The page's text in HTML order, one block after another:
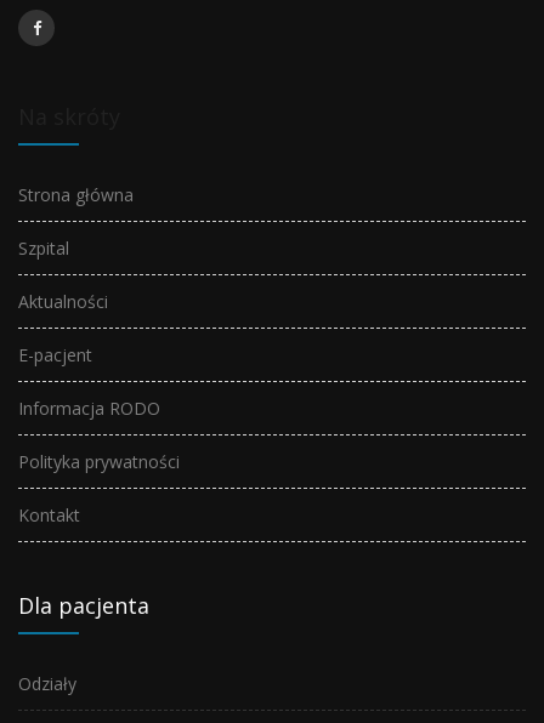
Strona główna
Szpital
Aktualności
E-pacjent
Informacja RODO
Polityka prywatności
Kontakt
Dla pacjenta
Odziały